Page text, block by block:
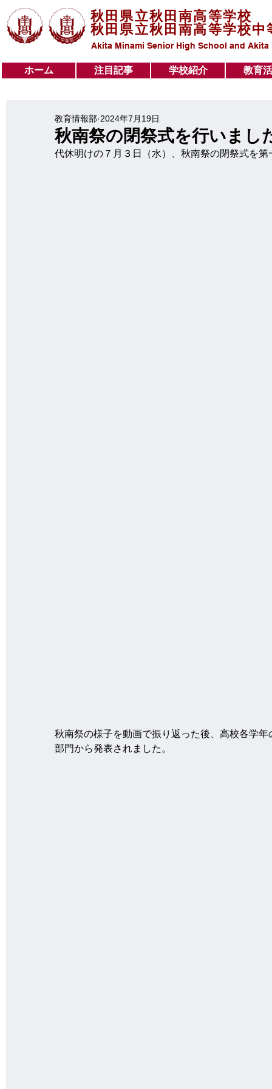
秋田県立秋田南高等学校
秋田県立秋田南高等学校中
Akita Minami Senior High School and
教育活動
学校紹介
注目記事
ホーム
ホーム 注目記事 学校紹介 教育
秋南祭の閉祭式を行いまし
教育情報部 2024年7月19日
代休明けの７月３日（水）、秋南祭の閉祭式を
秋南祭の様子を動画で振り返った後、高校各学
部門から発表されました。